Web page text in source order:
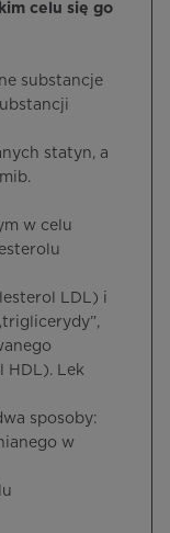
celu się go
substancje
statyn, a
w celu
LDL) i
HDL). Lek
sposoby:
w